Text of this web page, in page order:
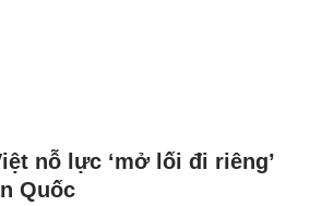
nỗ lực ‘mở lối đi riêng’
Quốc